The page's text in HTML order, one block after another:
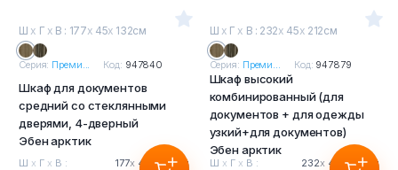
Ш х Г х В : 177х 45х 132см
Серия: Преми... Код: 947840
Шкаф для документов
средний со стеклянными
дверями, 4-дверный
Эбен арктик
Ш х Г х В : 177х 45 х132см
Ш х Г х В : 232х 45х 212см
Серия: Преми... Код: 947879
Шкаф высокий
комбинированный (для
документов + для одежды
узкий+для документов)
Эбен арктик
Ш х Г х В : 232х 45 х212см